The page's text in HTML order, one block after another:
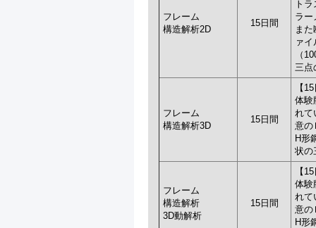
フレーム
構造解析2D
15日間
ト
ラ
ま
ァ
（
三点
フレーム
構造解析3D
15日間
【
体験
れて
意の
H形
状の
フレーム
構造解析
3D動解析
15日間
【
体験
れて
意の
H形